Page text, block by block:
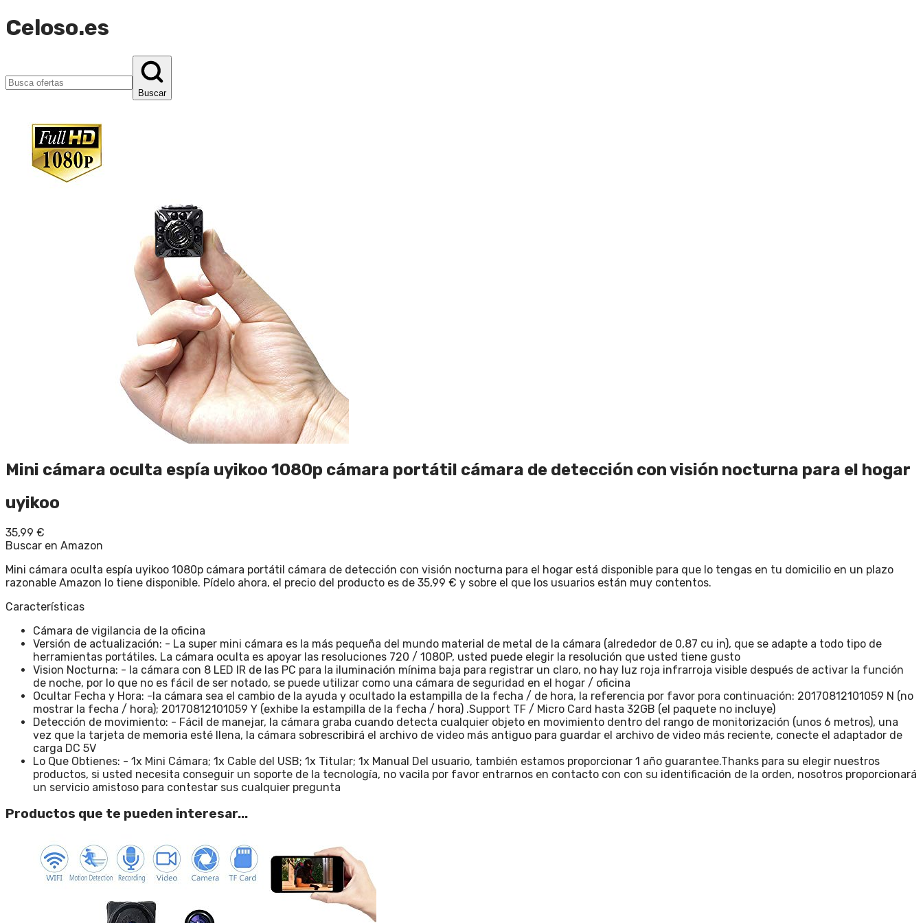
Celoso.es
Buscar
Mini cámara oculta espía uyikoo 1080p cámara portátil cámara de detección con visión nocturna para el hogar
uyikoo
35,99 €
Buscar en Amazon
Mini cámara oculta espía uyikoo 1080p cámara portátil cámara de detección con visión nocturna para el hogar está disponible para que lo tengas en tu domicilio en un plazo
razonable Amazon lo tiene disponible. Pídelo ahora, el precio del producto es de 35,99 € y sobre el que los usuarios están muy contentos.
Características
Cámara de vigilancia de la oficina
Versión de actualización: - La super mini cámara es la más pequeña del mundo material de metal de la cámara (alrededor de 0,87 cu in), que se adapte a todo tipo de
herramientas portátiles. La cámara oculta es apoyar las resoluciones 720 / 1080P, usted puede elegir la resolución que usted tiene gusto
Vision Nocturna: - la cámara con 8 LED IR de las PC para la iluminación mínima baja para registrar un claro, no hay luz roja infrarroja visible después de activar la función
de noche, por lo que no es fácil de ser notado, se puede utilizar como una cámara de seguridad en el hogar / oficina
Ocultar Fecha y Hora: -la cámara sea el cambio de la ayuda y ocultado la estampilla de la fecha / de hora, la referencia por favor pora continuación: 20170812101059 N (no
mostrar la fecha / hora); 20170812101059 Y (exhibe la estampilla de la fecha / hora) .Support TF / Micro Card hasta 32GB (el paquete no incluye)
Detección de movimiento: - Fácil de manejar, la cámara graba cuando detecta cualquier objeto en movimiento dentro del rango de monitorización (unos 6 metros), una
vez que la tarjeta de memoria esté llena, la cámara sobrescribirá el archivo de video más antiguo para guardar el archivo de video más reciente, conecte el adaptador de
carga DC 5V
Lo Que Obtienes: - 1x Mini Cámara; 1x Cable del USB; 1x Titular; 1x Manual Del usuario, también estamos proporcionar 1 año guarantee.Thanks para su elegir nuestros
productos, si usted necesita conseguir un soporte de la tecnología, no vacila por favor entrarnos en contacto con con su identificación de la orden, nosotros proporcionará
un servicio amistoso para contestar sus cualquier pregunta
Productos que te pueden interesar...